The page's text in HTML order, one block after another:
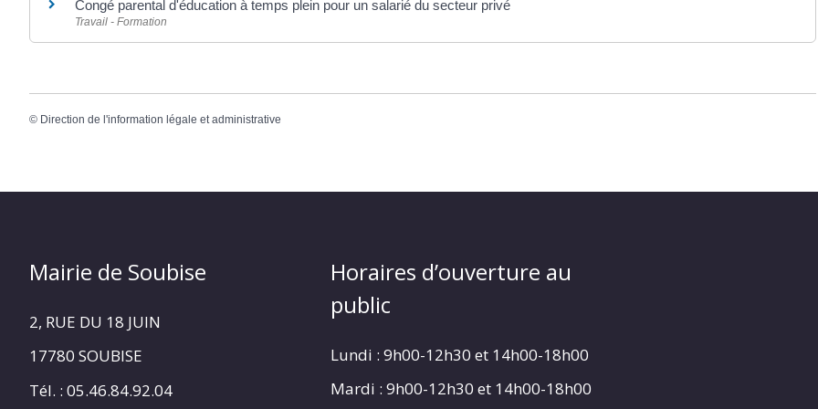
Congé parental d'éducation à temps plein pour un salarié du secteur privé
Travail - Formation
© Direction de l'information légale et administrative
Mairie de Soubise
2, RUE DU 18 JUIN
17780 SOUBISE
Tél. : 05.46.84.92.04
Horaires d’ouverture au
public
Lundi : 9h00-12h30 et 14h00-18h00
Mardi : 9h00-12h30 et 14h00-18h00